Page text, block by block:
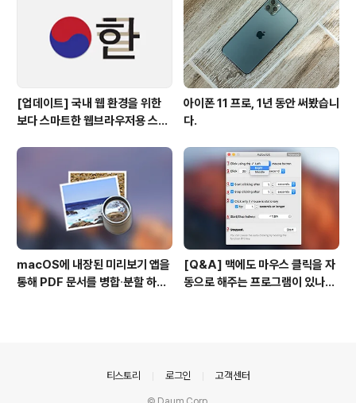
[업데이트] 국내 웹 환경을 위한
보다 스마트한 웹브라우저용 스타
아이폰 11 프로, 1년 동안 써봤습니
다.
macOS에 내장된 미리보기 앱을
통해 PDF 문서를 병합∙분할 하는
[Q&A] 맥에도 마우스 클릭을 자
동으로 해주는 프로그램이 있나
티스토리 로그인 고객센터